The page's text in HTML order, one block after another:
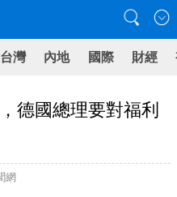
台灣 內地 國際 財經
德國總理要對福利
網